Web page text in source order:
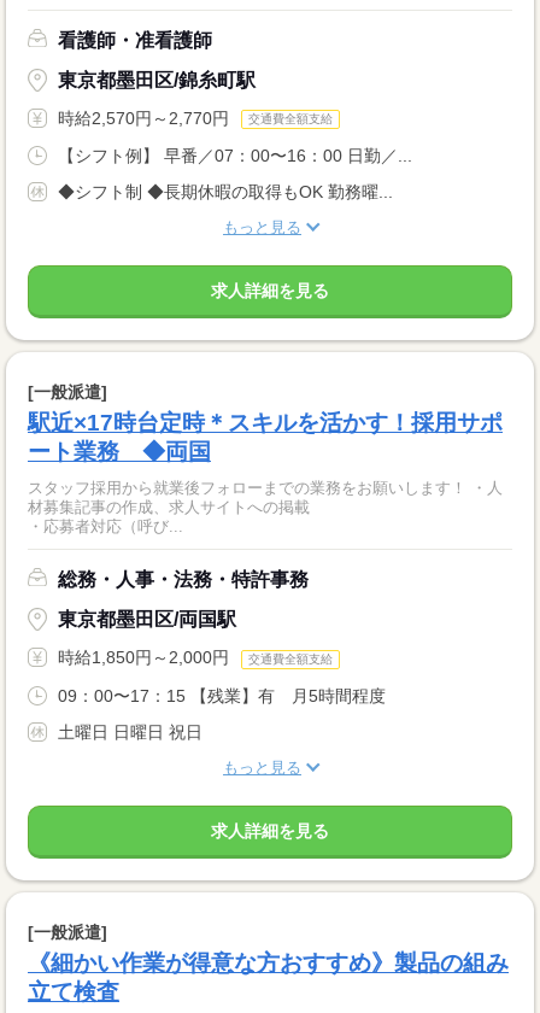
看護師・准看護師
東京都墨田区/錦糸町駅
時給2,570円～2,770円 交通費全額支給
【シフト例】 早番／07：00〜16：00 日勤／...
◆シフト制 ◆長期休暇の取得もOK 勤務曜...
もっと見る
求人詳細を見る
[一般派遣]
駅近×17時台定時＊スキルを活かす！採用サポ
ート業務 ◆両国
スタッフ採用から就業後フォローまでの業務をお願いします！ ・人
材募集記事の作成、求人サイトへの掲載
・応募者対応（呼び...
総務・人事・法務・特許事務
東京都墨田区/両国駅
時給1,850円～2,000円 交通費全額支給
09：00〜17：15 【残業】有 月5時間程度
土曜日 日曜日 祝日
もっと見る
求人詳細を見る
[一般派遣]
《細かい作業が得意な方おすすめ》製品の組み
立て検査